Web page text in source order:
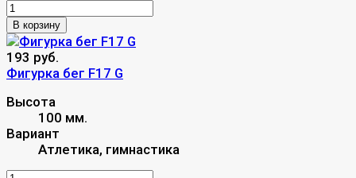
В корзину
193 руб.
Фигурка бег F17 G
Высота
100 мм.
Вариант
Атлетика, гимнастика